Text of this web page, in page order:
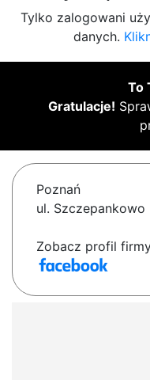
Tylko zalogowani
danych.
To
Gratulacje!
Poznań
ul. Szczepankowo
Zobacz profil